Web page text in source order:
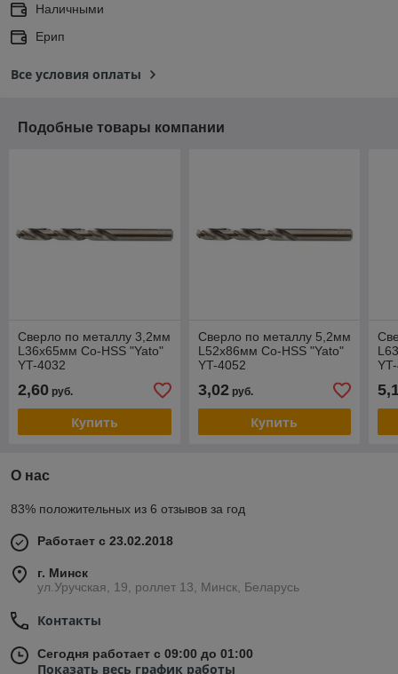
Наличными
Ерип
Все условия оплаты
Подобные товары компании
Сверло по металлу 3,2мм
L36x65мм Co-HSS "Yato"
YT-4032
2,60 руб.
Купить
Сверло по металлу 5,2мм
L52x86мм Co-HSS "Yato"
YT-4052
3,02руб.
Купить
О нас
83% положительных из 6 отзывов за год
Работает с 23.02.2018
г. Минск
ул.Уручская, 19, роллет 13, Минск, Беларусь
Контакты
Сегодня работает с 09:00 до 01:00
Показать весь график работы